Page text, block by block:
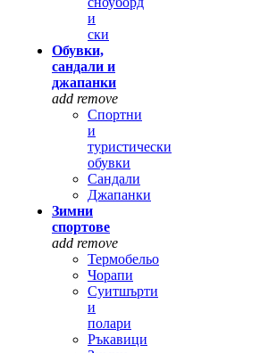
и
ски
Обувки,
сандали и
джапанки
add remove
Спортни
и
туристически
обувки
Сандали
Джапанки
Зимни
спортове
add remove
Термобельо
Чорапи
Суитшърти
и
полари
Ръкавици